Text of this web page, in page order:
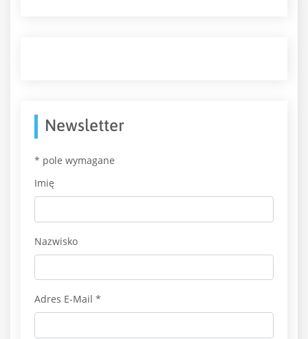
Newsletter
* pole wymagane
Imię
Nazwisko
Adres E-Mail *